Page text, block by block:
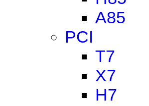
A85
PCI
T7
X7
H7